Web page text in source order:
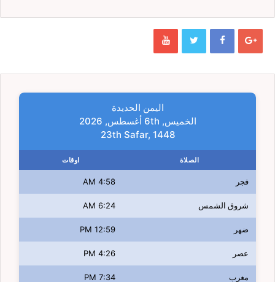
اليمن الحديدة
الخميس, 6th أغسطس, 2026
23th Safar, 1448
الصلاة اوقات
فجر 4:58 AM
شروق الشمس 6:24 AM
ضهر 12:59 PM
عصر 4:26 PM
مغرب 7:34 PM